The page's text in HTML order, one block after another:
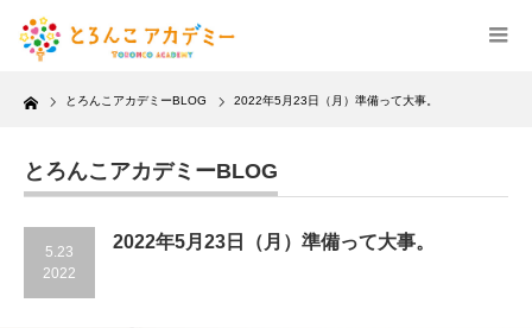
Home とろんこアカデミーBLOG 2022年5月23日（月）準備って大事。
とろんこアカデミーBLOG
5.23
2022
2022年5月23日（月）準備って大事。